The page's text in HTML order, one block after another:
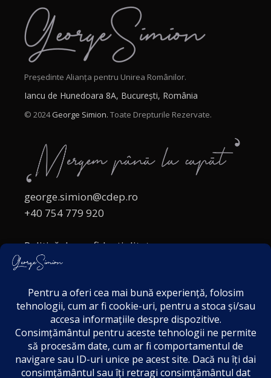
Președinte Alianța pentru Unirea Românilor.
Iancu de Hunedoara 8A, București, România
© 2024George Simion. Toate Drepturile Rezervate.
george.simion@cdep.ro
+40 754 779 920
Politică de confidențialitate
Politica cookies
Acordul de markting
Disclaimer